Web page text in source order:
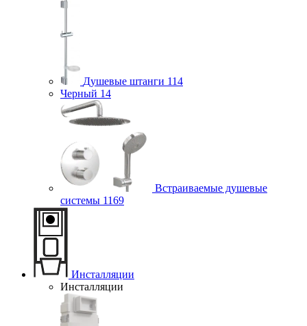
Душевые штанги 114
Черный 14
Встраиваемые душевые
системы 1169
Инсталляции
Инсталляции